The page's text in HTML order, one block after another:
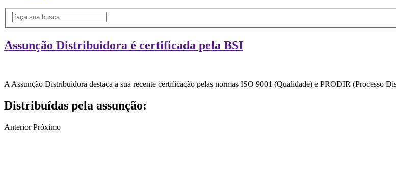
Assunção Distribuidora é certificada pela BSI
A Assunção Distribuidora destaca a sua recente certificação pelas normas ISO 9001 (Qualidade) e PRODIR (Processo
Distribuídas pela assunção:
Anterior Próximo